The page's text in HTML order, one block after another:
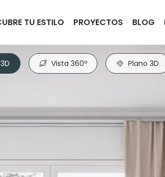
TU ESTILO PROYECTOS BLOG
Vista 360º Plano 3D